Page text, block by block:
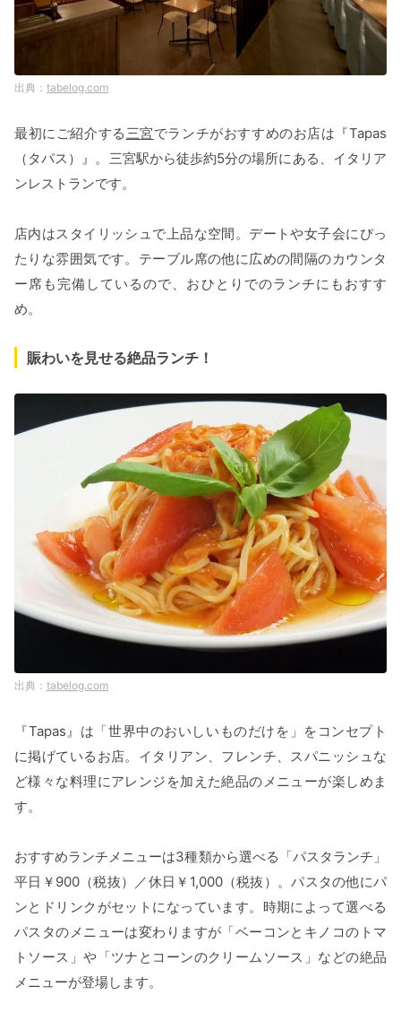
tabelog.com
最初にご紹介する三宮でランチがおすすめのお店は『Tapas
（タパス）』。三宮駅から徒歩約5分の場所にある、イタリア
ンレストランです。
店内はスタイリッシュで上品な空間。デートや女子会にぴっ
たりな雰囲気です。テーブル席の他に広めの間隔のカウンタ
ー席も完備しているので、おひとりでのランチにもおすす
め。
賑わいを見せる絶品ランチ！
tabelog.com
『Tapas』は「世界中のおいしいものだけを」をコンセプト
に掲げているお店。イタリアン、フレンチ、スパニッシュな
ど様々な料理にアレンジを加えた絶品のメニューが楽しめま
す。
おすすめランチメニューは3種類から選べる「パスタランチ」
平日￥900（税抜）／休日￥1,000（税抜）。パスタの他にパ
ンとドリンクがセットになっています。時期によって選べる
パスタのメニューは変わりますが「ベーコンとキノコのトマ
トソース」や「ツナとコーンのクリームソース」などの絶品
メニューが登場します。